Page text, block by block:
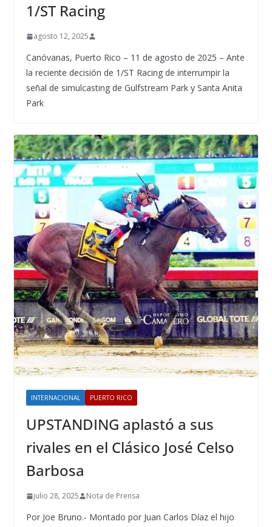
1/ST Racing
agosto 12, 2025
Canóvanas, Puerto Rico – 11 de agosto de 2025 – Ante
la reciente decisión de 1/ST Racing de interrumpir la
señal de simulcasting de Gulfstream Park y Santa Anita
Park
INTERNACIONAL PUERTO RICO
UPSTANDING aplastó a sus
rivales en el Clásico José Celso
Barbosa
julio 28, 2025 Nota de Prensa
Por Joe Bruno.- Montado por Juan Carlos Díaz el hijo